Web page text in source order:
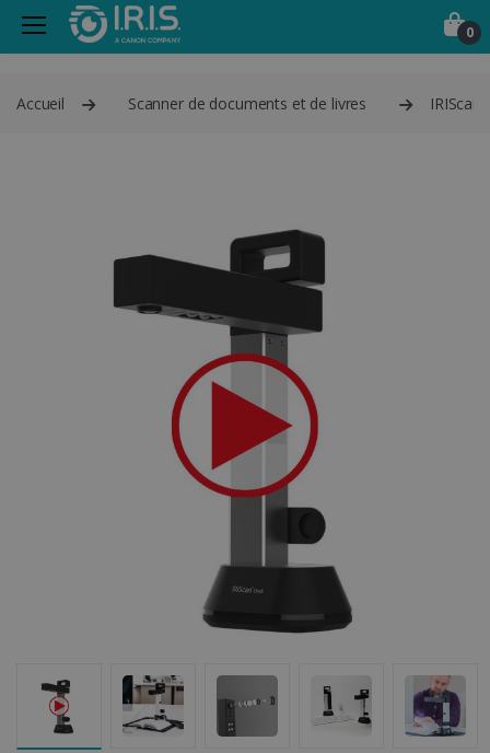
0
Accueil Scanner de documents et de livres IRIScan